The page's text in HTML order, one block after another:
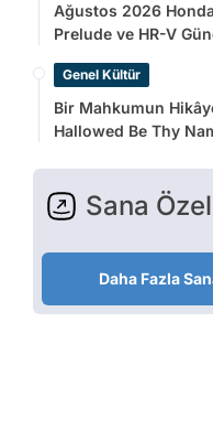
Ağustos 2026
Prelude ve HR-V
Genel Kültür
Bir Mahkumun
Hallowed Be Thy
Sana
Daha Fazla